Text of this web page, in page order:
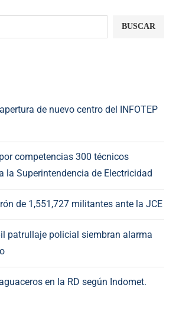
BUSCAR
de nuevo centro del INFOTEP
competencias 300 técnicos
la Superintendencia de Electricidad
de 1,551,727 militantes ante la JCE
patrullaje policial siembran alarma
en la RD según Indomet.